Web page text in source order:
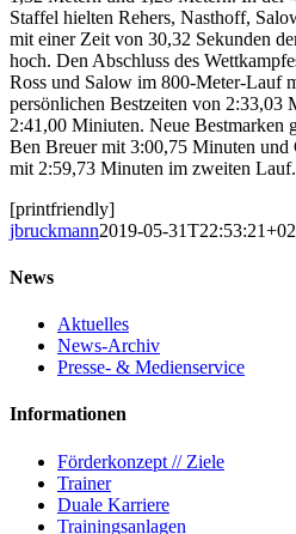
Staffel hielten Rehers, Nasthoff,
mit einer Zeit von 30,32 Sekunden
hoch. Den Abschluss des
Ross und Salow im 800-Meter-Lauf
persönlichen Bestzeiten von 2:33,03
2:41,00 Miniuten. Neue Bestmarken
Ben Breuer mit 3:00,75 Minuten und
mit 2:59,73 Minuten im zweiten Lauf.
[printfriendly]
jbruckmann2019-05-
News
Aktuelles
News-Archiv
Presse- & Medienservice
Informationen
Förderkonzept // Ziele
Trainer
Duale Karriere
Trainingsanlagen